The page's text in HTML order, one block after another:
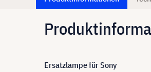
Ersatzlampe für Sony